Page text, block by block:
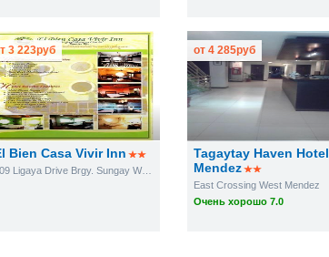
Bien Casa Vivir Inn
209 Ligaya Drive Brgy. Sungay West
3 223руб
Tagaytay Haven Hotel
Mendez
East Crossing West Mendez
Очень хорошо 7.0
от 4 285руб